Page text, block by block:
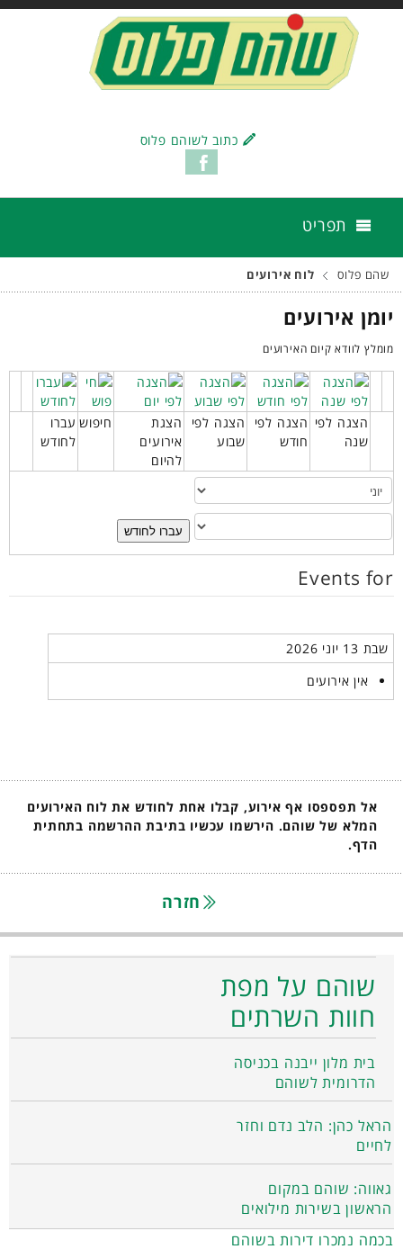
כתוב לשוהם פלוס
תפריט
שהם פלוס לוח אירועים
יומן אירועים
מומלץ לוודא קיום האירועים
הצגה לפי
שנה
הצגה לפי
חודש
הצגה לפי
שבוע
הצגת
אירועים
להיום
חיפוש עברו
לחודש
עברו לחודש
Events for
שבת 13 יוני 2026
אין אירועים
אל תפספסו אף אירוע, קבלו אחת לחודש את לוח האירועים
המלא של שוהם. הירשמו עכשיו בתיבת ההרשמה בתחתית
הדף.
חזרה
שוהם על מפת
חוות השרתים
בית מלון ייבנה בכניסה
הדרומית לשוהם
הראל כהן: הלב נדם וחזר
לחיים
גאווה: שוהם במקום
הראשון בשירות מילואים
בכמה נמכרו דירות בשוהם